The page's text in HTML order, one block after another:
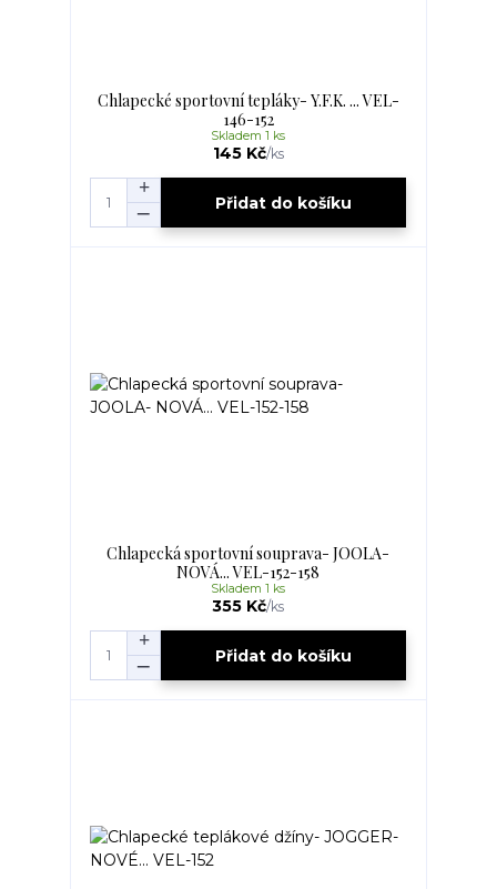
Chlapecké sportovní tepláky- Y.F.K. ... VEL-
146-152
145 Kč/ks
Skladem 1 ks
Přidat do košíku
Chlapecká sportovní souprava- JOOLA-
NOVÁ... VEL-152-158
355 Kč/ks
Skladem 1 ks
Přidat do košíku